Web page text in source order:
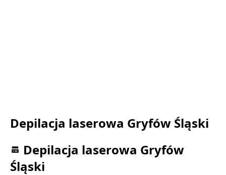
Depilacja laserowa Gryfów Śląski
Depilacja laserowa Gryfów
Śląski